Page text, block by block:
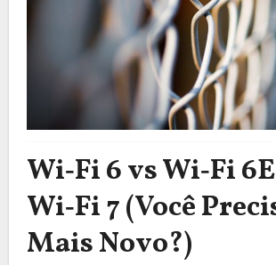
Wi‑Fi 6 vs Wi‑Fi
Wi‑Fi 7 (Você
Mais Novo?)